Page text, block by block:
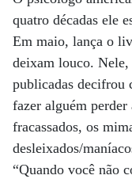
quatro décadas ele
Em maio, lança o
deixam louco. Nele,
publicadas decifrou
fazer alguém
fracassados, os
desleixados/
“Quando você não